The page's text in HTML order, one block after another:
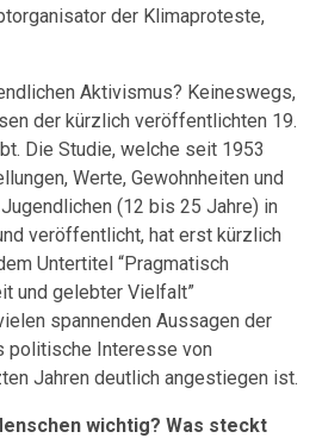
der Klimaproteste,
Aktivismus? Keineswegs,
der kürzlich veröffentlichten 19.
Die Studie, welche seit 1953
Werte, Gewohnheiten und
(12 bis 25 Jahre) in
veröffentlicht, hat erst kürzlich
Untertitel “Pragmatisch
und gelebter Vielfalt”
spannenden Aussagen der
politische Interesse von
Jahren deutlich angestiegen ist.
wichtig? Was steckt